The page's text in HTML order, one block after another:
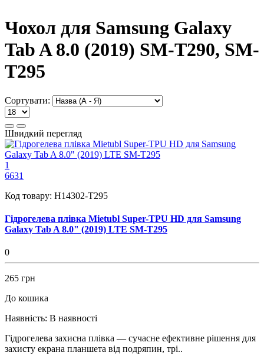
Чохол для Samsung Galaxy
Tab A 8.0 (2019) SM-T290, SM-
T295
Сортувати:
Швидкий перегляд
1
6631
Код товару: H14302-T295
Гідрогелева плівка Mietubl Super-TPU HD для Samsung
Galaxy Tab A 8.0" (2019) LTE SM-T295
0
265 грн
До кошика
Наявність: В наявності
Гідрогелева захисна плівка — сучасне ефективне рішення для
захисту екрана планшета від подряпин, трі..